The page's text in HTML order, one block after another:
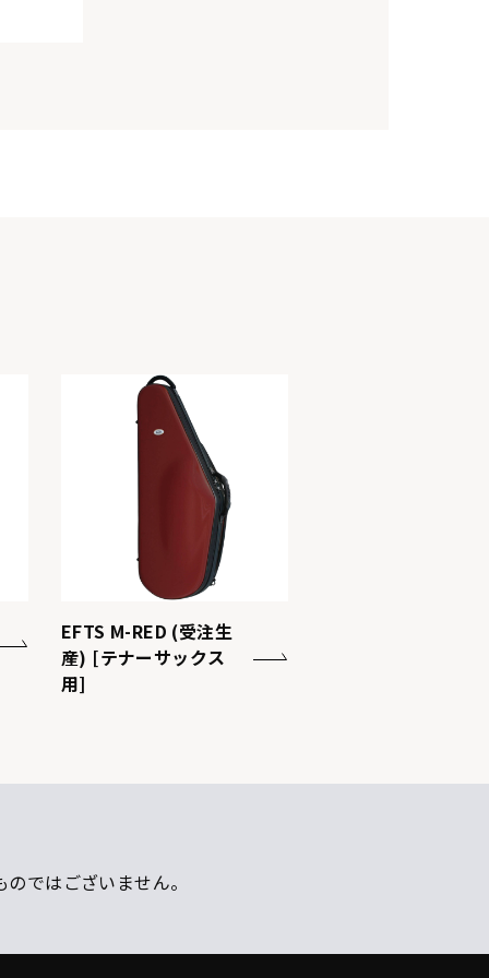
EFTS M-RED (受注生
産) [テナーサックス
用]
ではございません。